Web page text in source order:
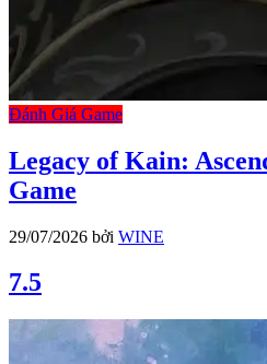
Đánh Giá Game
Legacy of Kain:
Game
29/07/2026 bởi WINE
7.5